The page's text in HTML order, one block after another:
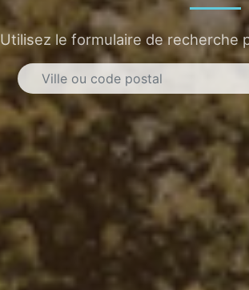
Utilisez le formulaire de recherche